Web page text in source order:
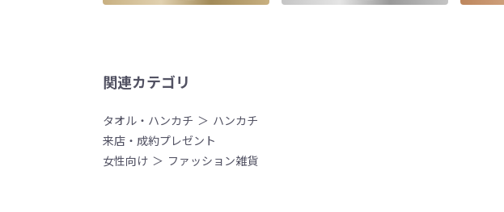
関連カテゴリ
タオル・ハンカチ
ハンカチ
来店・成約プレゼント
女性向け
ファッション雑貨